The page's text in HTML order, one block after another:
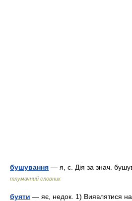
бушування — я, с. Дія за знач.
тлумачний словник
буяти — яє, недок. 1) Виявлятися на